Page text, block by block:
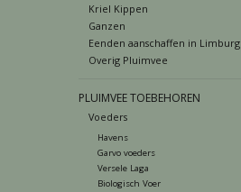
Kriel Kippen
Ganzen
Eenden aanschaffen in Limburg
Overig Pluimvee
PLUIMVEE TOEBEHOREN
Voeders
Havens
Garvo voeders
Versele Laga
Biologisch Voer